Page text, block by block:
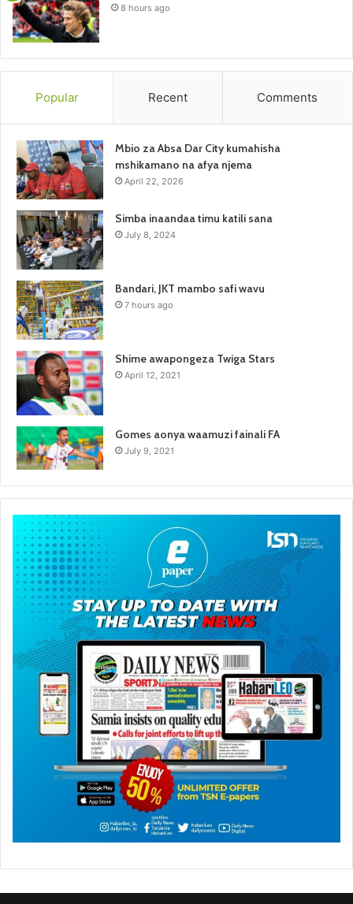
8 hours ago
Popular Recent Comments
Mbio za Absa Dar City kumahisha
mshikamano na afya njema
April 22, 2026
Simba inaandaa timu katili sana
July 8, 2024
Bandari, JKT mambo safi wavu
7 hours ago
Shime awapongeza Twiga Stars
April 12, 2021
Gomes aonya waamuzi fainali FA
July 9, 2021